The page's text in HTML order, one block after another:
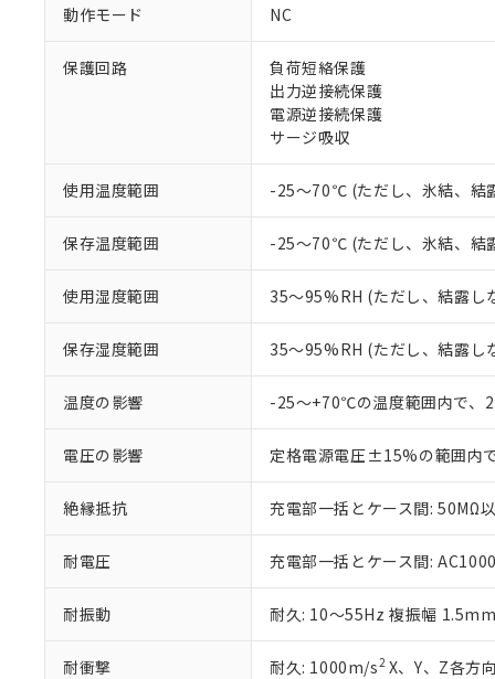
動作モード NC
保護回路
負荷短絡保護
出力逆接続保護
電源逆接続保護
サージ吸収
使用温度範囲 -25～70℃ (ただし、氷結、結
保存温度範囲 -25～70℃ (ただし、氷結、結
使用湿度範囲 35～95%RH (ただし、結露し
保存湿度範囲 35～95%RH (ただし、結露し
温度の影響 -25～+70℃の温度範囲内で
電圧の影響 定格電源電圧±15%の範囲内
絶縁抵抗 充電部一括とケース間: 50MΩ
耐電圧 充電部一括とケース間:
耐振動 耐久: 10～55Hz 複振幅
耐衝撃 耐久: 1000m/s2X、Y、Z各方
以下の条件をお読
当社制御機
在庫状況お
のであり、
正式な納期
当社販売員
オムロン制御
在庫状況お
す。
ている必要
お客様が当
さい。
※当社の共同
いる法人を
仕入先様の事情に
があります。
*EU RoHS指令（10物質
フタル酸ビス(2-エチル
ル（DBP） 1000ppm以
但し、RoHS指令で産業
フタル酸エステル類の
※2 対応予定月
部品在庫の切り替
下記の非含有証明
EU RoHS指令（
51物質の非含有証
※本証明書は発行
混在することから
既に当社にて対応
※1 中国
「○」：最大均質
「×」：最大均質
Pb(鉛) :1000ppm、 Hg(
DEHP(フタル酸ビス(2-
※2 環境保護使
「ｅ」：有害物質
「10」：通常の使
味します。
などの必要
当社は規制
当社は貴社
置等に一切使
また当社は
たしません。
号
○ 一定数
△ 一定数
－
在庫な
機器販
空
白
受注生